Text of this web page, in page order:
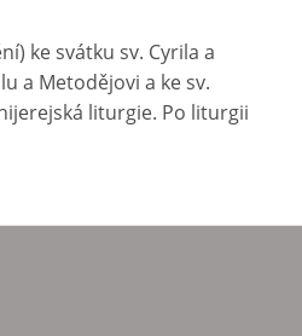
ke svátku sv. Cyrila a
a Metodějovi a ke sv.
liturgie. Po liturgii